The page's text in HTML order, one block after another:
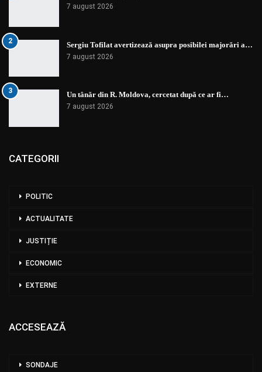
7 august 2026
2 Sergiu Tofilat avertizează asupra posibilei majorări a…
7 august 2026
3 Un tânăr din R. Moldova, cercetat după ce ar fi…
7 august 2026
CATEGORII
POLITIC
ACTUALITATE
JUSTIȚIE
ECONOMIC
EXTERNE
ACCESEAZĂ
SONDAJE